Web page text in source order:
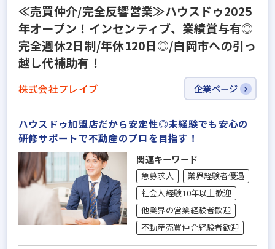
≪売買仲介/完全反響営業≫ハウスドゥ2025
年オープン！インセンティブ、業績賞与有◎
完全週休2日制/年休120日◎/白岡市への引っ
越し代補助有！
株式会社プレイブ 企業ページ
ハウスドゥ加盟店だから安定性◎未経験でも安心の
研修サポートで不動産のプロを目指す！
関連キーワード
急募求人
業界経験者優遇
社会人経験10年以上歓迎
他業界の営業経験者歓迎
不動産売買仲介経験者歓迎